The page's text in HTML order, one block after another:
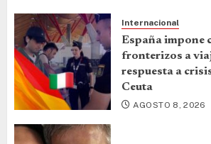
Internacional
España impone
fronterizos a
respuesta a
Ceuta
AGOSTO 8, 2026